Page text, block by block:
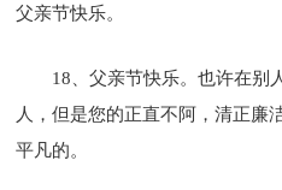
父亲节快乐。
18、父亲节快乐。也许在别
人，但是您的正直不阿，清正廉
平凡的。